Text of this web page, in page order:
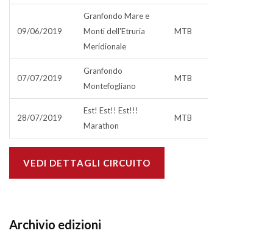
09/06/2019
Granfondo Mare e
Monti dell'Etruria
Meridionale
MTB
07/07/2019
Granfondo
Montefogliano
MTB
28/07/2019
Est! Est!! Est!!!
Marathon
MTB
VEDI DETTAGLI CIRCUITO
Archivio edizioni